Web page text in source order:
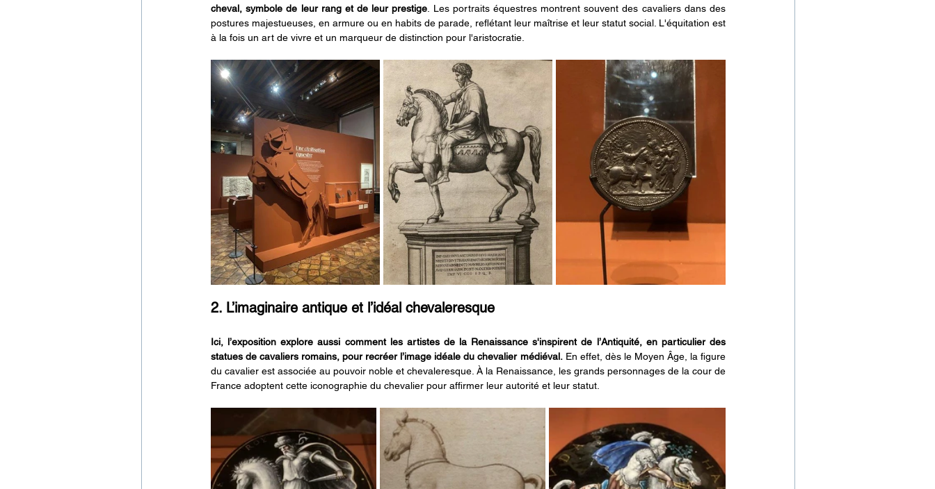
cheval, symbole de leur rang et de leur prestige . Les portraits équestres montrent souvent des cavaliers dans des
postures majestueuses, en armure ou en habits de parade, reflétant leur maîtrise et leur statut social. L'équitation est
à la fois un art de vivre et un marqueur de distinction pour l'aristocratie.
2. L’imaginaire antique et l’idéal chevaleresque
Ici, l’exposition explore aussi comment les artistes de la Renaissance s'inspirent de l’Antiquité, en particulier des
statues de cavaliers romains, pour recréer l’image idéale du chevalier médiéval. En effet, dès le Moyen Âge, la figure
du cavalier est associée au pouvoir noble et chevaleresque. À la Renaissance, les grands personnages de la cour de
France adoptent cette iconographie du chevalier pour affirmer leur autorité et leur statut.